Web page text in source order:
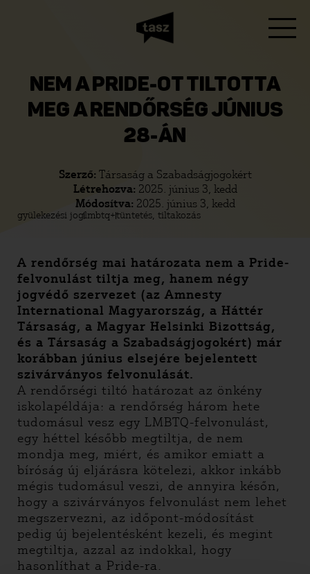
NEM A PRIDE-OT TILTOTTA
MEG A RENDŐRSÉG JÚNIUS
28-ÁN
Szerző: Társaság a Szabadságjogokért
Létrehozva: 2025. június 3, kedd
Módosítva: 2025. június 3, kedd
gyülekezési joglmbtq+tüntetés, tiltakozás
A rendőrség mai határozata nem a Pride-
felvonulást tiltja meg, hanem négy
jogvédő szervezet (az Amnesty
International Magyarország, a Háttér
Társaság, a Magyar Helsinki Bizottság,
és a Társaság a Szabadságjogokért) már
korábban június elsejére bejelentett
szivárványos felvonulását.
A rendőrségi tiltó határozat az önkény
iskolapéldája: a rendőrség három hete
tudomásul vesz egy LMBTQ-felvonulást,
egy héttel később megtiltja, de nem
mondja meg, miért, és amikor emiatt a
bíróság új eljárásra kötelezi, akkor inkább
mégis tudomásul veszi, de annyira későn,
hogy a szivárványos felvonulást nem lehet
megszervezni, az időpont-módosítást
pedig új bejelentésként kezeli, és megint
megtiltja, azzal az indokkal, hogy
hasonlíthat a Pride-ra.